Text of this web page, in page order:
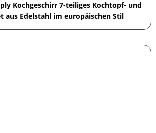
Kochgeschirr 7-teiliges Kochtopf- und
aus Edelstahl im europäischen Stil